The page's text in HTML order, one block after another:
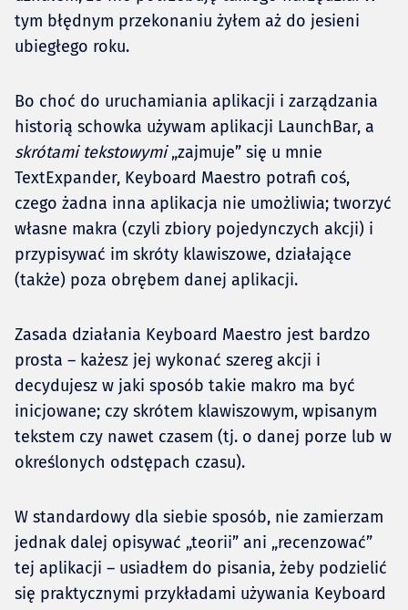
tym błędnym przekonaniu żyłem aż do jesieni
ubiegłego roku.
Bo choć do uruchamiania aplikacji i zarządzania
historią schowka używam aplikacji LaunchBar, a
skrótami tekstowymi„zajmuje” się u mnie
TextExpander, Keyboard Maestro potrafi coś,
czego żadna inna aplikacja nie umożliwia; tworzyć
własne makra (czyli zbiory pojedynczych akcji) i
przypisywać im skróty klawiszowe, działające
(także) poza obrębem danej aplikacji.
Zasada działania Keyboard Maestro jest bardzo
prosta – każesz jej wykonać szereg akcji i
decydujesz w jaki sposób takie makro ma być
inicjowane; czy skrótem klawiszowym, wpisanym
tekstem czy nawet czasem (tj. o danej porze lub w
określonych odstępach czasu).
W standardowy dla siebie sposób, nie zamierzam
jednak dalej opisywać „teorii” ani „recenzować”
tej aplikacji – usiadłem do pisania, żeby podzielić
się praktycznymi przykładami używania Keyboard